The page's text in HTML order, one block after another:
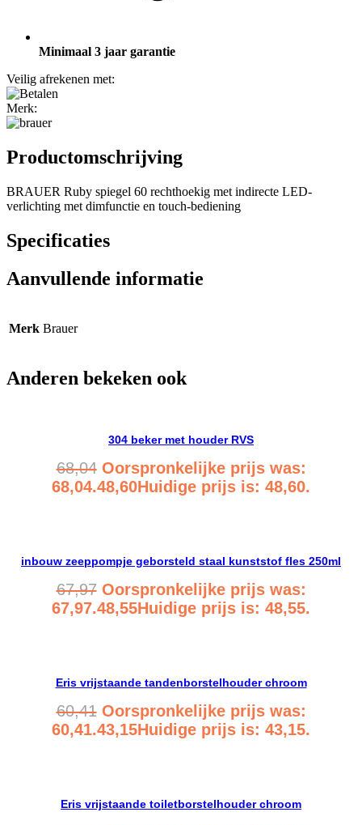
Minimaal 3 jaar garantie
Veilig afrekenen met:
Merk:
Productomschrijving
BRAUER Ruby spiegel 60 rechthoekig met indirecte LED-
verlichting met dimfunctie en touch-bediening
Specificaties
Aanvullende informatie
Merk Brauer
Anderen bekeken ook
304 beker met houder RVS
68,04 Oorspronkelijke prijs was:
68,04.48,60Huidige prijs is: 48,60.
inbouw zeeppompje geborsteld staal kunststof fles 250ml
67,97 Oorspronkelijke prijs was:
67,97.48,55Huidige prijs is: 48,55.
Eris vrijstaande tandenborstelhouder chroom
60,41 Oorspronkelijke prijs was:
60,41.43,15Huidige prijs is: 43,15.
Eris vrijstaande toiletborstelhouder chroom